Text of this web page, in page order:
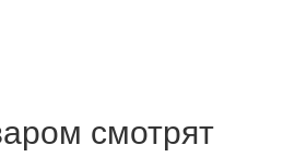
смотрят